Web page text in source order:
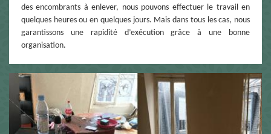
des encombrants à enlever, nous pouvons effectuer le travail en
quelques heures ou en quelques jours. Mais dans tous les cas, nous
garantissons une rapidité d’exécution grâce à une bonne
organisation.